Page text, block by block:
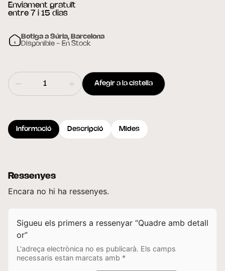
Enviament gratuït
entre 7 i 15 dias
Botiga a Súria, Barcelona
Disponible - En Stock
Afegir a la cistella
Informació Descripció Mides
Ressenyes
Encara no hi ha ressenyes.
Sigueu els primers a ressenyar “Quadre amb detall
or”
L'adreça electrònica no es publicarà. Els camps
necessaris estan marcats amb *